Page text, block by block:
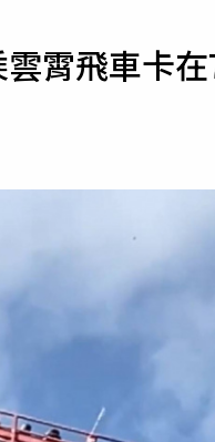
運勢
霄飛車卡